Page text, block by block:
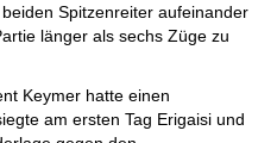
Spitzenreiter aufeinander
länger als sechs Züge zu
Keymer hatte einen
am ersten Tag Erigaisi und